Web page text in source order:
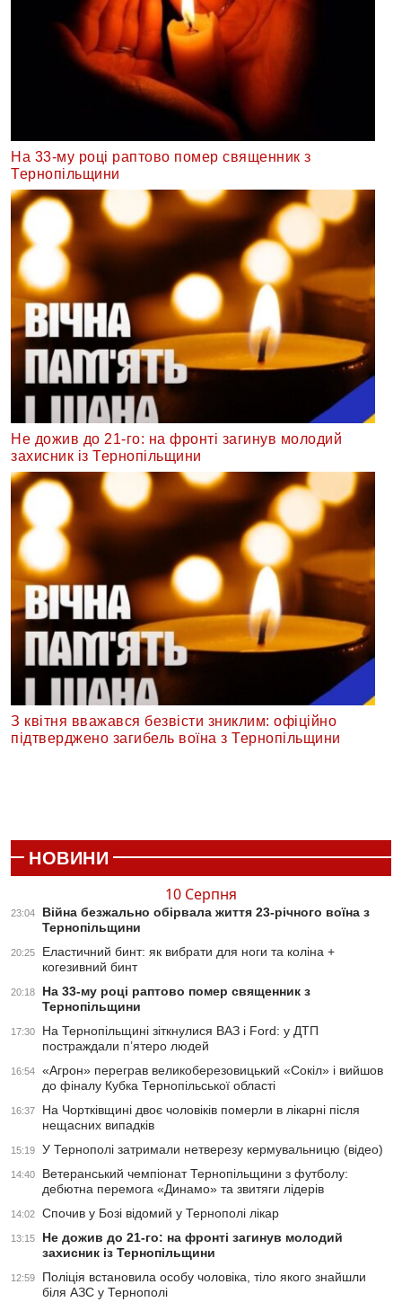
На 33-му році раптово помер священник з
Тернопільщини
Не дожив до 21-го: на фронті загинув молодий
захисник із Тернопільщини
З квітня вважався безвісти зниклим: офіційно
підтверджено загибель воїна з Тернопільщини
НОВИНИ
10 Серпня
23:04
Війна безжально обірвала життя 23-річного воїна з
Тернопільщини
20:25
Еластичний бинт: як вибрати для ноги та коліна +
когезивний бинт
20:18
На 33-му році раптово помер священник з
Тернопільщини
17:30
На Тернопільщині зіткнулися ВАЗ і Ford: у ДТП
постраждали п’ятеро людей
16:54
«Агрон» переграв великоберезовицький «Сокіл» і вийшов
до фіналу Кубка Тернопільської області
16:37
На Чортківщині двоє чоловіків померли в лікарні після
нещасних випадків
15:19 У Тернополі затримали нетверезу кермувальницю (відео)
14:40
Ветеранський чемпіонат Тернопільщини з футболу:
дебютна перемога «Динамо» та звитяги лідерів
14:02 Спочив у Бозі відомий у Тернополі лікар
13:15
Не дожив до 21-го: на фронті загинув молодий
захисник із Тернопільщини
12:59
Поліція встановила особу чоловіка, тіло якого знайшли
біля АЗС у Тернополі